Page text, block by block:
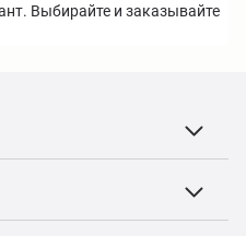
Выбирайте и заказывайте